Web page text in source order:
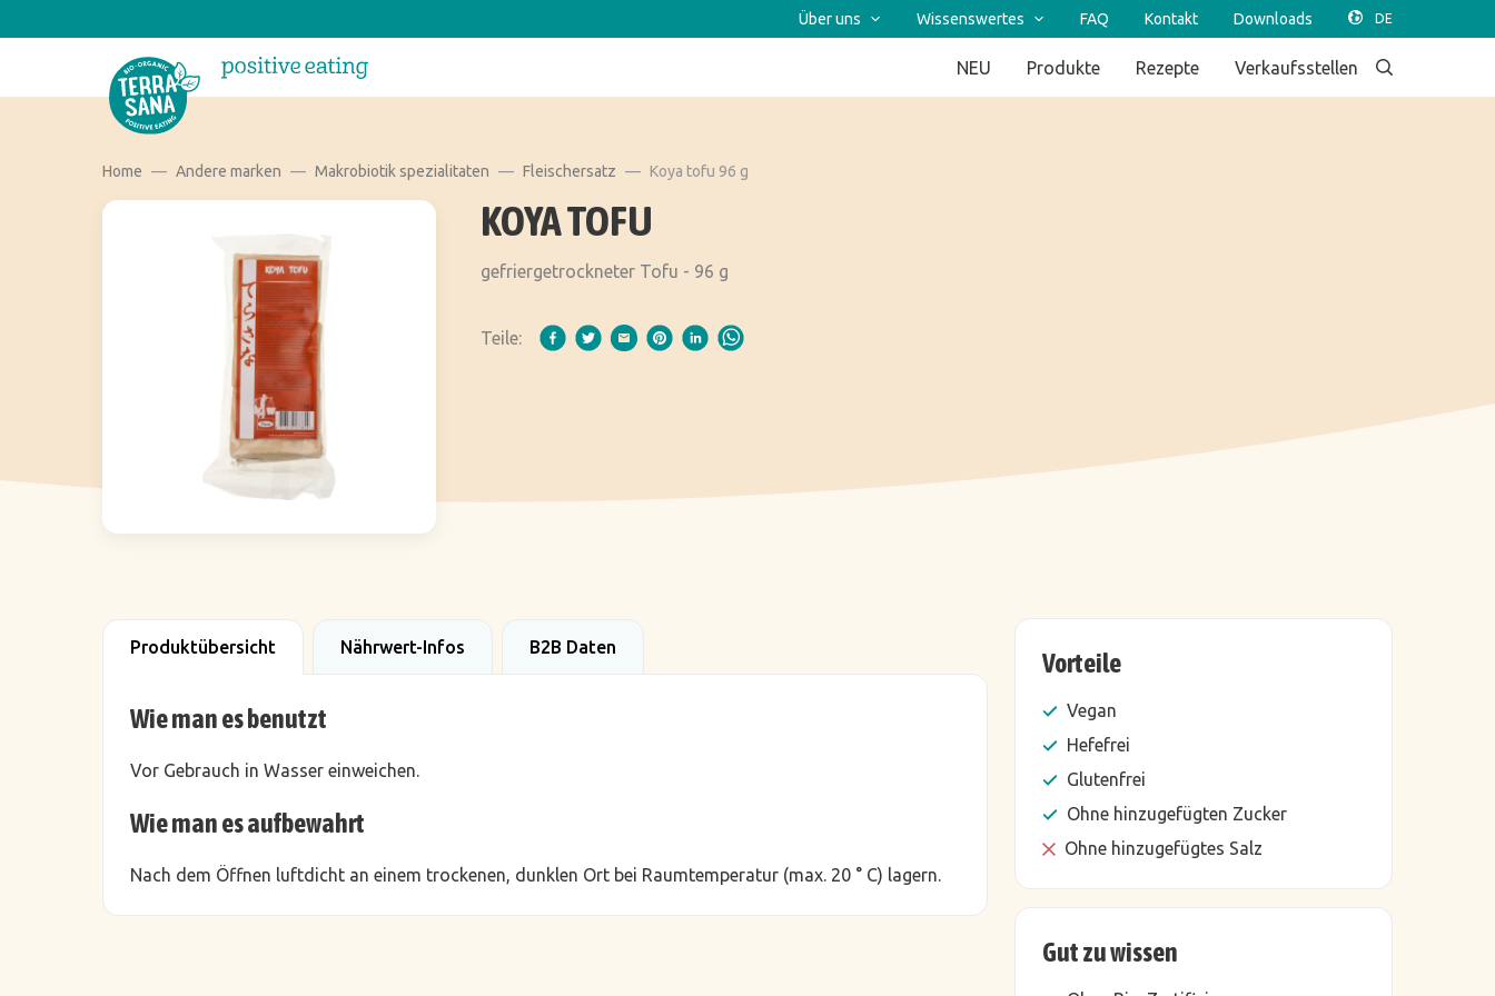
Über uns Wissenswertes FAQ Kontakt Downloads
NEU Produkte Rezepte Verkaufsstellen
Home Andere marken Makrobiotik spezialitaten Fleischersatz Koya tofu 96 g
KOYA TOFU
gefriergetrockneter Tofu - 96 g
Teile:
Produktübersicht Nährwert-Infos B2B Daten
Wie man es benutzt
Vor Gebrauch in Wasser einweichen.
Wie man es aufbewahrt
Nach dem Öffnen luftdicht an einem trockenen, dunklen Ort bei Raumtemperatur (max. 20 ° C) lagern.
Vorteile
Vegan
Hefefrei
Glutenfrei
Ohne hinzugefügten Zucker
Ohne hinzugefügtes Salz
Gut zu wissen